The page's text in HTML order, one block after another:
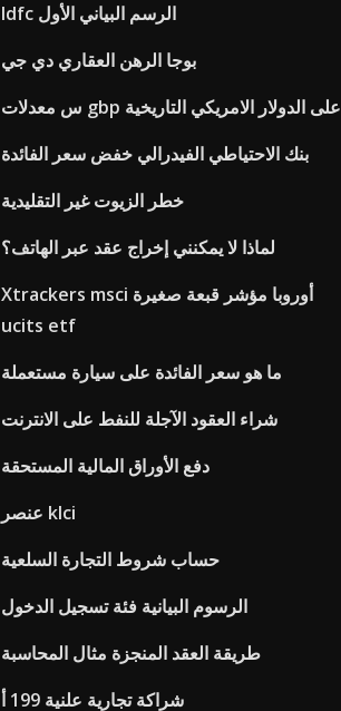
Idfc الرسم البياني الأول
بوجا الرهن العقاري دي جي
س معدلات gbp على الدولار الامريكي التاريخية
بنك الاحتياطي الفيدرالي خفض سعر الفائدة
خطر الزيوت غير التقليدية
لماذا لا يمكنني إخراج عقد عبر الهاتف؟
Xtrackers msci أوروبا مؤشر قبعة صغيرة
ucits etf
ما هو سعر الفائدة على سيارة مستعملة
شراء العقود الآجلة للنفط على الانترنت
دفع الأوراق المالية المستحقة
عنصر klci
حساب شروط التجارة السلعية
الرسوم البيانية فئة تسجيل الدخول
طريقة العقد المنجزة مثال المحاسبة
شراكة تجارية علنية 199 أ